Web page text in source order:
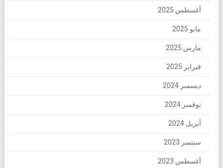
أغسطس 2025
مايو 2025
مارس 2025
فبراير 2025
ديسمبر 2024
نوفمبر 2024
أبريل 2024
سبتمبر 2023
أغسطس 2023